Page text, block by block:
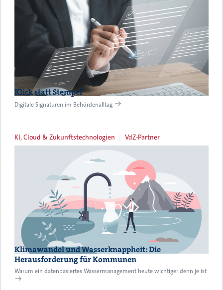
Klick statt Stempel
Digitale Signaturen im Behördenalltag
KI, Cloud & Zukunftstechnologien VdZ-Partner
Klimawandel und Wasserknappheit: Die
Herausforderung für Kommunen
Warum ein datenbasiertes Wassermanagement heute wichtiger denn je ist